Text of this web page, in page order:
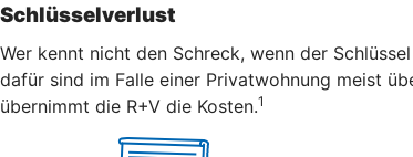
Schlüsselverlust
Wer kennt nicht den Schreck, wenn der
dafür sind im Falle einer Privatwohnung meist
übernimmt die R+V die Kosten.1